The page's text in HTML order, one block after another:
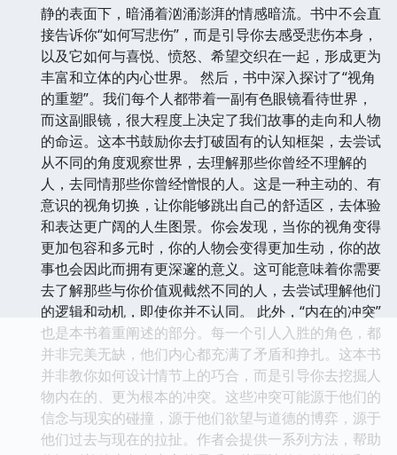
静的表面下，暗涌着汹涌澎湃的情感暗流。书中不会直
接告诉你“如何写悲伤”，而是引导你去感受悲伤本身，
以及它如何与喜悦、愤怒、希望交织在一起，形成更为
丰富和立体的内心世界。 然后，书中深入探讨了“视角
的重塑”。我们每个人都带着一副有色眼镜看待世界，
而这副眼镜，很大程度上决定了我们故事的走向和人物
的命运。这本书鼓励你去打破固有的认知框架，去尝试
从不同的角度观察世界，去理解那些你曾经不理解的
人，去同情那些你曾经憎恨的人。这是一种主动的、有
意识的视角切换，让你能够跳出自己的舒适区，去体验
和表达更广阔的人生图景。你会发现，当你的视角变得
更加包容和多元时，你的人物会变得更加生动，你的故
事也会因此而拥有更深邃的意义。这可能意味着你需要
去了解那些与你价值观截然不同的人，去尝试理解他们
的逻辑和动机，即使你并不认同。 此外，“内在的冲突”
也是本书着重阐述的部分。每一个引人入胜的角色，都
并非完美无缺，他们内心都充满了矛盾和挣扎。这本书
并非教你如何设计情节上的巧合，而是引导你去挖掘人
物内在的、更为根本的冲突。这些冲突可能源于他们的
信念与现实的碰撞，源于他们欲望与道德的博弈，源于
他们过去与现在的拉扯。作者会提供一系列方法，帮助